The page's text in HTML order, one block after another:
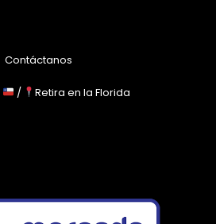
Contáctanos
/ Retira en la Florida